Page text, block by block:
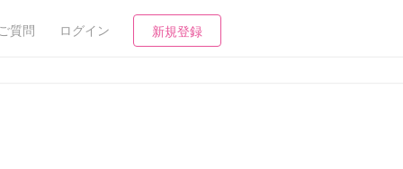
質問 ログイン 新規登録